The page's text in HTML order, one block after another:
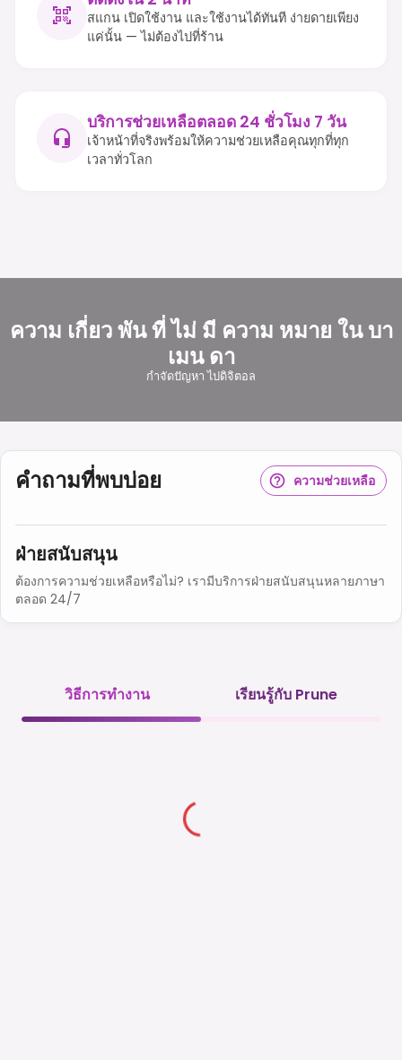
สแกน เปิดใช้งาน และใช้งานได้ทันที ง่ายดายเพียง
แค่นั้น — ไม่ต้องไปที่ร้าน
บริการช่วยเหลือตลอด 24 ชั่วโมง 7 วัน
เจ้าหน้าที่จริงพร้อมให้ความช่วยเหลือคุณทุกที่ทุก
เวลาทั่วโลก
ความ เกี่ยว พัน ที่ ไม่ มี ความ หมาย ใน บา
เมน ดา
กําจัดปัญหา ไปดิจิตอล
คำถามที่พบบ่อย ความช่วยเหลือ
ฝ่ายสนับสนุน
ต้องการความช่วยเหลือหรือไม่? เรามีบริการฝ่ายสนับสนุนหลายภาษา
ตลอด 24/7
วิธีการทำงาน เรียนรู้กับ Prune